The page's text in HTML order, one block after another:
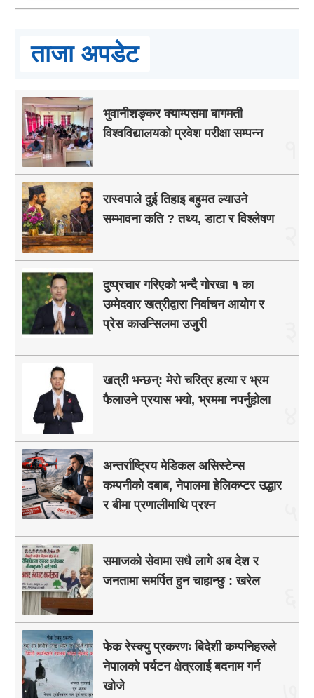
ताजा अपडेट
भुवानीशङ्कर क्याम्पसमा बागमती
विश्वविद्यालयको प्रवेश परीक्षा सम्पन्न
रास्वपाले दुई तिहाइ बहुमत ल्याउने
सम्भावना कति ? तथ्य, डाटा र विश्लेषण
दुष्प्रचार गरिएको भन्दै गोरखा १ का
उम्मेदवार खत्रीद्वारा निर्वाचन आयोग र
प्रेस काउन्सिलमा उजुरी
खत्री भन्छन्: मेरो चरित्र हत्या र भ्रम
फैलाउने प्रयास भयो, भ्रममा नपर्नुहोला
अन्तर्राष्ट्रिय मेडिकल असिस्टेन्स
कम्पनीको दबाब, नेपालमा हेलिकप्टर उद्धार
र बीमा प्रणालीमाथि प्रश्न
समाजको सेवामा सधै लागे अब देश र
जनतामा समर्पित हुन चाहान्छु : खरेल
फेक रेस्क्यु प्रकरणः बिदेशी कम्पनिहरुले
नेपालको पर्यटन क्षेत्रलाई बदनाम गर्न
खोजे